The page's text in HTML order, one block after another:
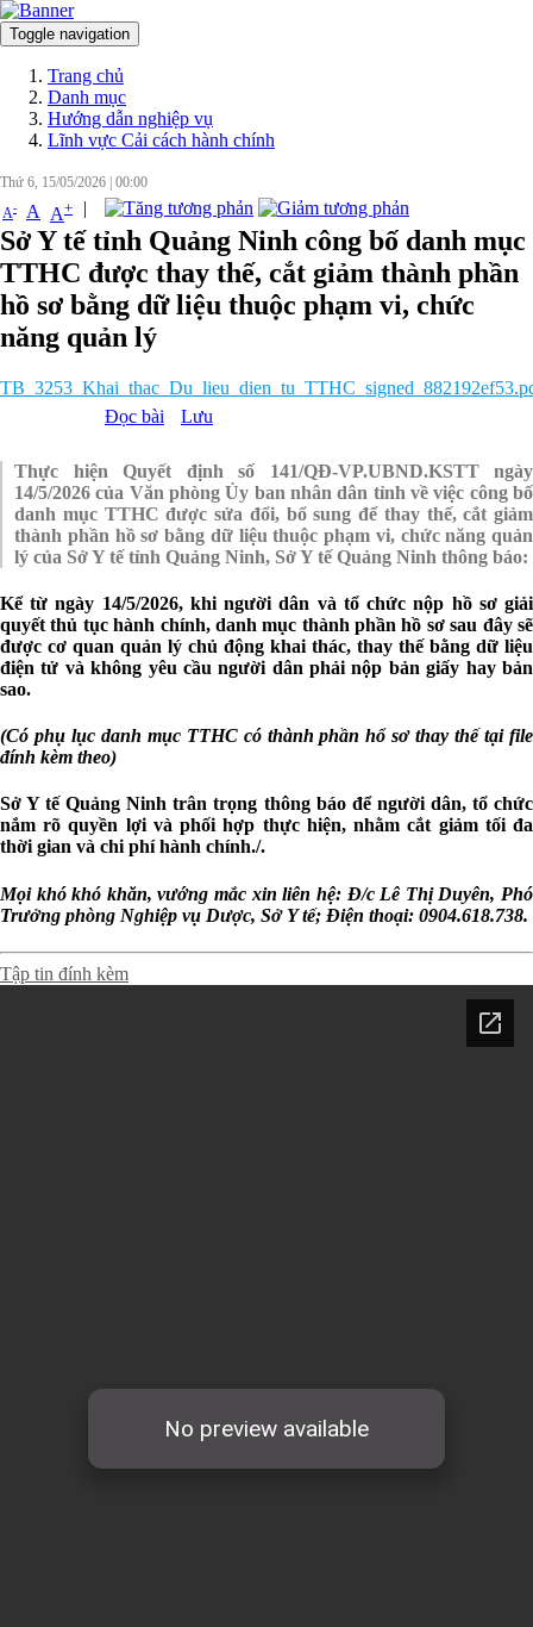
Toggle navigation
Trang chủ
Danh mục
Hướng dẫn nghiệp vụ
Lĩnh vực Cải cách hành chính
Thứ 6, 15/05/2026 00:00
A- A A+ |
Sở Y tế tỉnh Quảng Ninh công bố danh mục
TTHC được thay thế, cắt giảm thành phần
hồ sơ bằng dữ liệu thuộc phạm vi, chức
năng quản lý
Đọc bài
Lưu
Thực hiện Quyết định số 141/QĐ-VP.UBND.KSTT ngày
14/5/2026 của Văn phòng Ủy ban nhân dân tỉnh về việc công bố
danh mục TTHC được sửa đổi, bổ sung để thay thế, cắt giảm
thành phần hồ sơ bằng dữ liệu thuộc phạm vi, chức năng quản
lý của Sở Y tế tỉnh Quảng Ninh, Sở Y tế Quảng Ninh thông báo:
Kể từ ngày 14/5/2026, khi người dân và tổ chức nộp hồ sơ giải
quyết thủ tục hành chính, danh mục thành phần hồ sơ sau đây sẽ
được cơ quan quản lý chủ động khai thác, thay thế bằng dữ liệu
điện tử và không yêu cầu người dân phải nộp bản giấy hay bản
sao.
(Có phụ lục danh mục TTHC có thành phần hổ sơ thay thế tại file
đính kèm theo)
Sở Y tế Quảng Ninh trân trọng thông báo để người dân, tổ chức
nắm rõ quyền lợi và phối hợp thực hiện, nhằm cắt giảm tối đa
thời gian và chi phí hành chính./.
Mọi khó khó khăn, vướng mắc xin liên hệ: Đ/c Lê Thị Duyên, Phó
Trưởng phòng Nghiệp vụ Dược, Sở Y tế; Điện thoại: 0904.618.738.
Tập tin đính kèm